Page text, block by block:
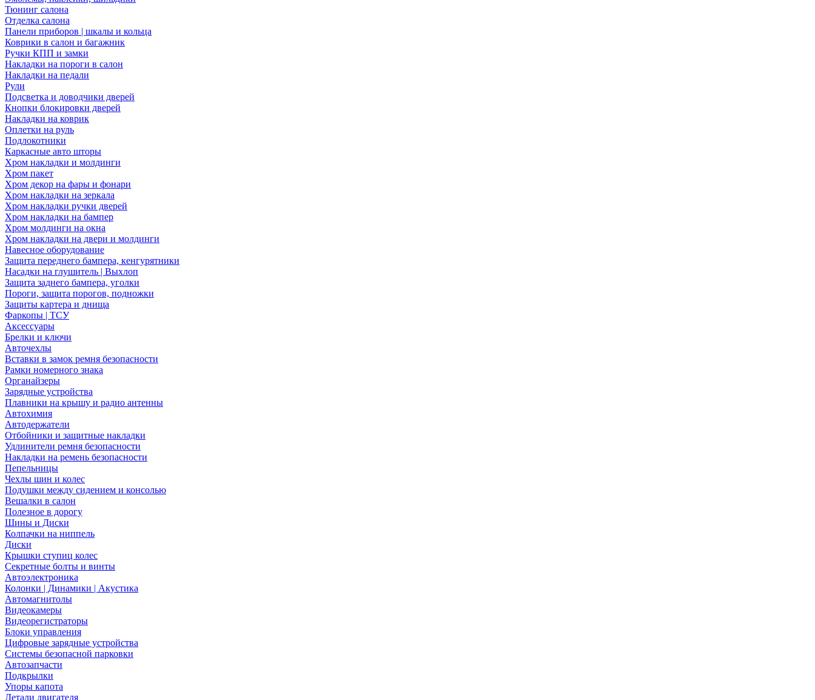
Тюнинг салона
Отделка салона
Панели приборов | шкалы и кольца
Коврики в салон и багажник
Ручки КПП и замки
Накладки на пороги в салон
Накладки на педали
Рули
Подсветка и доводчики дверей
Кнопки блокировки дверей
Накладки на коврик
Оплетки на руль
Подлокотники
Каркасные авто шторы
Хром накладки и молдинги
Хром пакет
Хром декор на фары и фонари
Хром накладки на зеркала
Хром накладки ручки дверей
Хром накладки на бампер
Хром молдинги на окна
Хром накладки на двери и молдинги
Навесное оборудование
Защита переднего бампера, кенгурятники
Насадки на глушитель | Выхлоп
Защита заднего бампера, уголки
Пороги, защита порогов, подножки
Защиты картера и днища
Фаркопы | ТСУ
Аксессуары
Брелки и ключи
Авточехлы
Вставки в замок ремня безопасности
Рамки номерного знака
Органайзеры
Зарядные устройства
Плавники на крышу и радио антенны
Автохимия
Автодержатели
Отбойники и защитные накладки
Удлинители ремня безопасности
Накладки на ремень безопасности
Пепельницы
Чехлы шин и колес
Подушки между сидением и консолью
Вешалки в салон
Полезное в дорогу
Шины и Диски
Колпачки на ниппель
Диски
Крышки ступиц колес
Секретные болты и винты
Автоэлектроника
Колонки | Динамики | Акустика
Автомагнитолы
Видеокамеры
Видеорегистраторы
Блоки управления
Цифровые зарядные устройства
Системы безопасной парковки
Автозапчасти
Подкрылки
Упоры капота
Детали двигателя